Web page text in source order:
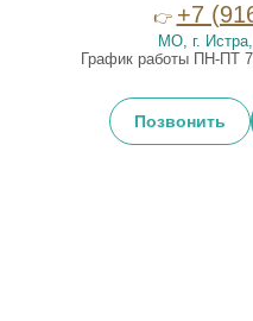
👉 +7
МО, г.
График работы ПН-ПТ
Позвонить